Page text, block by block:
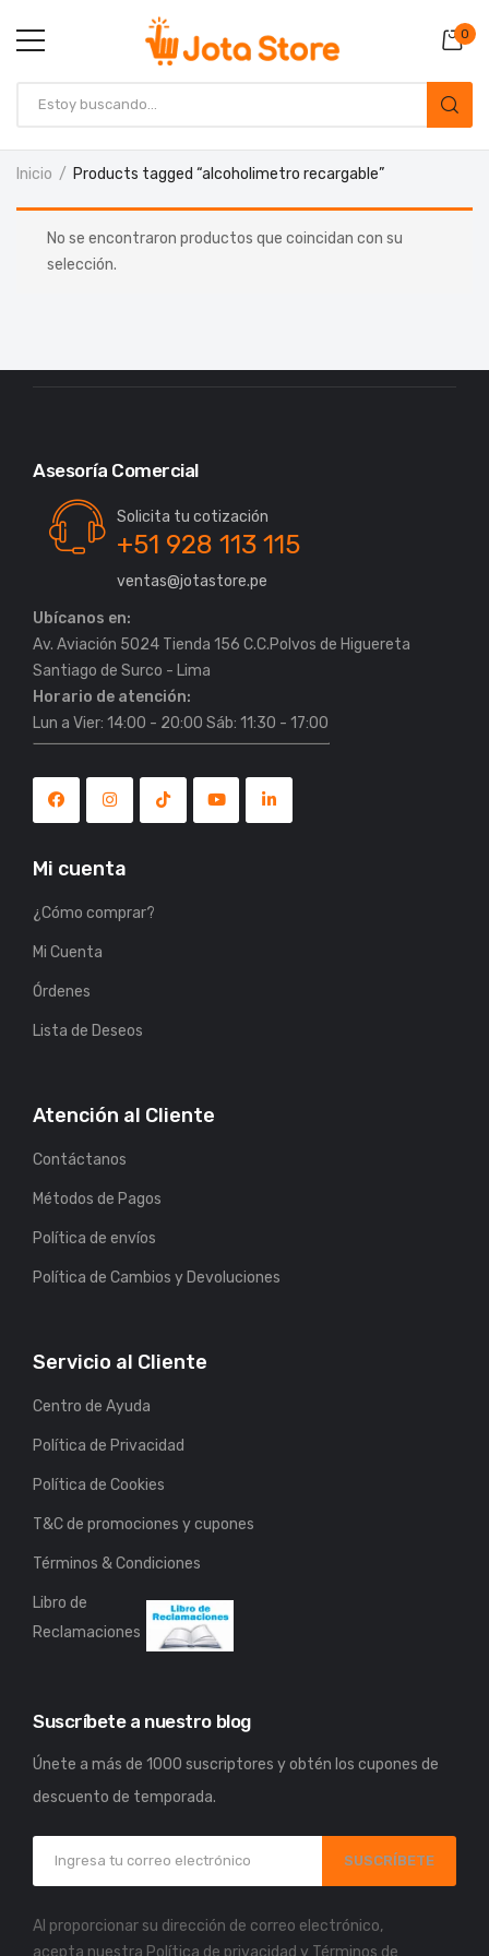
0
Inicio Products tagged “alcoholimetro recargable”
No se encontraron productos que coincidan con su
selección.
Asesoría Comercial
Solicita tu cotización
+51 928 113 115
ventas@jotastore.pe
Ubícanos en:
Av. Aviación 5024 Tienda 156 C.C.Polvos de Higuereta
Horario de atención:
Lun a Vier: 14:00 - 20:00 Sáb: 11:30 - 17:00
Mi cuenta
¿Cómo comprar?
Mi Cuenta
Órdenes
Lista de Deseos
Atención al Cliente
Contáctanos
Métodos de Pagos
Política de envíos
Política de Cambios y Devoluciones
Servicio al Cliente
Centro de Ayuda
Política de Privacidad
Política de Cookies
T&C de promociones y cupones
Términos & Condiciones
Libro de
Reclamaciones
Suscríbete a nuestro blog
Únete a más de 1000 suscriptores y obtén los cupones de
descuento de temporada.
SUSCRÍBETE
Al proporcionar su dirección de correo electrónico,
acepta nuestra Política de privacidad y Términos de